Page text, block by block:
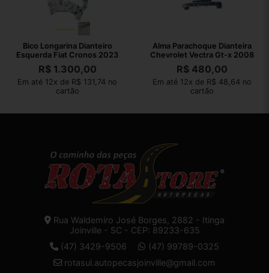
Bico Longarina Dianteiro
Esquerda Fiat Cronos 2023
R$1.300,00
Em até 12x de R$ 131,74 no
cartão
Alma Parachoque Dianteira
Chevrolet Vectra Gt-x 2008
R$480,00
Em até 12x de R$ 48,64 no
cartão
Rua Waldemiro José Borges, 2882 - Itinga
Joinville - SC - CEP: 89233-635
(47) 3429-9506
(47) 99789-0325
rotasul.autopecasjoinville@gmail.com